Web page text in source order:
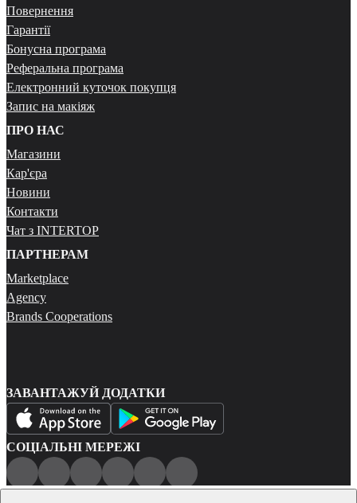
Повернення
Гарантії
Бонусна програма
Реферальна програма
Електронний куточок покупця
Запис на макіяж
ПРО НАС
Магазини
Кар'єра
Новини
Контакти
Чат з INTERTOP
ПАРТНЕРАМ
Marketplace
Agency
Brands Cooperations
ЗАВАНТАЖУЙ ДОДАТКИ
СОЦІАЛЬНІ МЕРЕЖІ